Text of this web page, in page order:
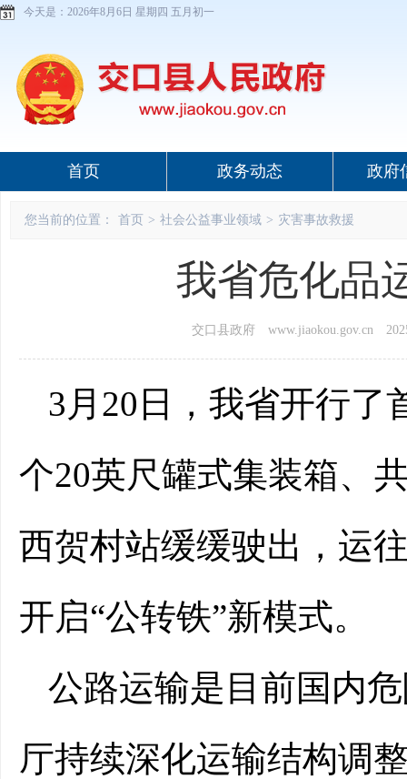
今天是： 2026年8月6日 星期四 五月初一
首页 政务动态 政府
您当前的位置： 首页 > 社会公益事业领域 > 灾害事故救援
我省危化品
交口县政府 www.jiaokou.gov.cn
3月20日，我省开行了
个20英尺罐式集装箱、
西贺村站缓缓驶出，运
开启“公转铁”新模式。
公路运输是目前国内
厅持续深化运输结构调